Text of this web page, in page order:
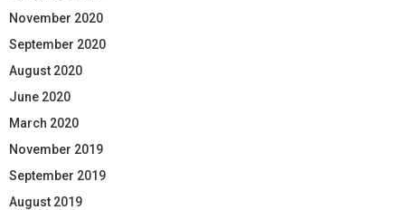
November 2020
September 2020
August 2020
June 2020
March 2020
November 2019
September 2019
August 2019